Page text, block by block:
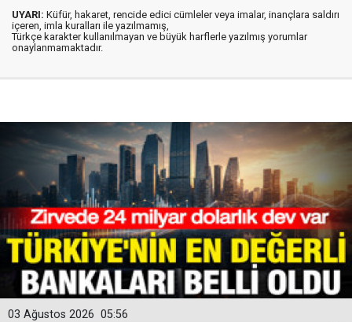
UYARI: Küfür, hakaret, rencide edici cümleler veya imalar, inançlara saldırı
içeren, imla kuralları ile yazılmamış,
Türkçe karakter kullanılmayan ve büyük harflerle yazılmış yorumlar
onaylanmamaktadır.
05:56
03 Ağustos 2026